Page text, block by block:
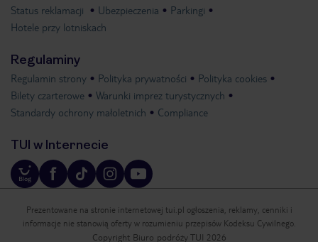
Status reklamacji
Ubezpieczenia
Parkingi
Hotele przy lotniskach
Regulaminy
Regulamin strony Polityka prywatności
Polityka cookies
Bilety czarterowe
Warunki imprez turystycznych
Standardy ochrony małoletnich
Compliance
TUI w Internecie
Prezentowane na stronie internetowej tui.pl ogłoszenia, reklamy, cenniki i
informacje nie stanowią oferty w rozumieniu przepisów Kodeksu Cywilnego.
Copyright Biuro podróży TUI 2026